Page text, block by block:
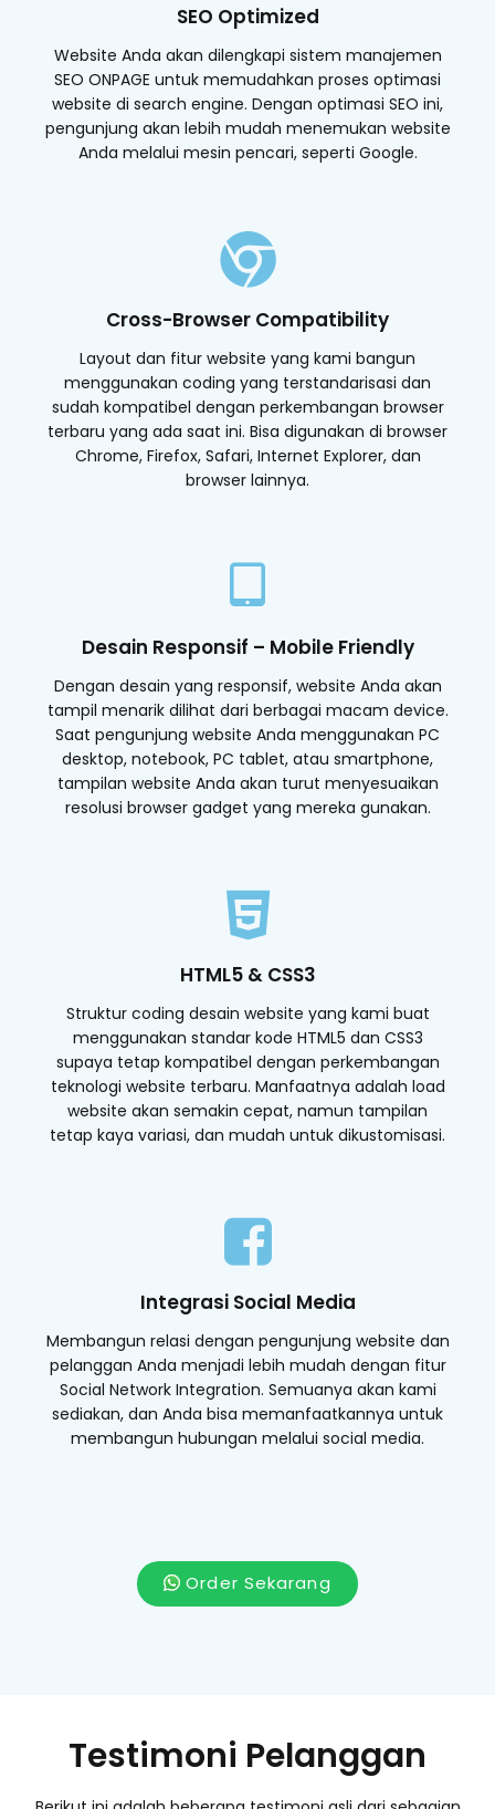
SEO Optimized
Website Anda akan dilengkapi sistem manajemen
SEO ONPAGE untuk memudahkan proses optimasi
website di search engine. Dengan optimasi SEO ini,
pengunjung akan lebih mudah menemukan website
Anda melalui mesin pencari, seperti Google.
Cross-Browser Compatibility
Layout dan fitur website yang kami bangun
menggunakan coding yang terstandarisasi dan
sudah kompatibel dengan perkembangan browser
terbaru yang ada saat ini. Bisa digunakan di browser
Chrome, Firefox, Safari, Internet Explorer, dan
browser lainnya.
Desain Responsif – Mobile Friendly
Dengan desain yang responsif, website Anda akan
tampil menarik dilihat dari berbagai macam device.
Saat pengunjung website Anda menggunakan PC
desktop, notebook, PC tablet, atau smartphone,
tampilan website Anda akan turut menyesuaikan
resolusi browser gadget yang mereka gunakan.
HTML5 & CSS3
Struktur coding desain website yang kami buat
menggunakan standar kode HTML5 dan CSS3
supaya tetap kompatibel dengan perkembangan
teknologi website terbaru. Manfaatnya adalah load
website akan semakin cepat, namun tampilan
tetap kaya variasi, dan mudah untuk dikustomisasi.
Integrasi Social Media
Membangun relasi dengan pengunjung website dan
pelanggan Anda menjadi lebih mudah dengan fitur
Social Network Integration. Semuanya akan kami
sediakan, dan Anda bisa memanfaatkannya untuk
membangun hubungan melalui social media.
Order Sekarang
Testimoni Pelanggan